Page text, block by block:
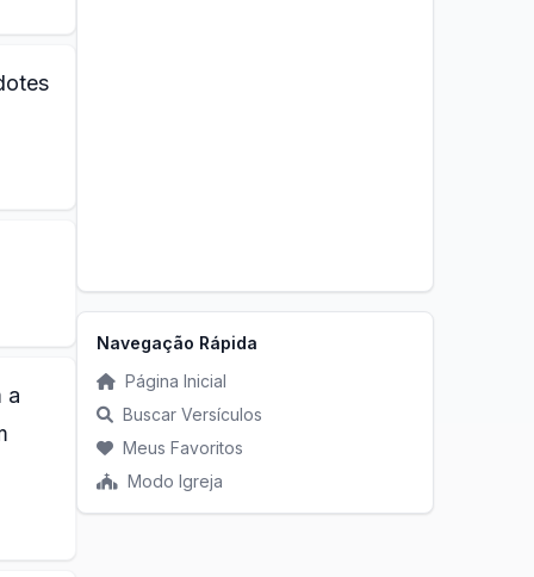
a
Navegação Rápida
Página Inicial
Buscar Versículos
Meus Favoritos
Modo Igreja